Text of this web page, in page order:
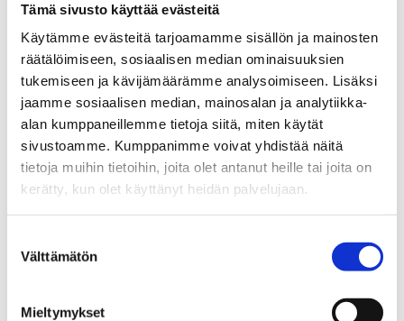
Tämä sivusto käyttää evästeitä
Käytämme evästeitä tarjoamamme sisällön ja mainosten
räätälöimiseen, sosiaalisen median ominaisuuksien
tukemiseen ja kävijämäärämme analysoimiseen. Lisäksi
jaamme sosiaalisen median, mainosalan ja analytiikka-
alan kumppaneillemme tietoja siitä, miten käytät
sivustoamme. Kumppanimme voivat yhdistää näitä
tietoja muihin tietoihin, joita olet antanut heille tai joita on
kerätty, kun olet käyttänyt heidän palvelujaan.
valinta
Välttämätön
Mieltymykset
30.8.
2022
Lisätietoja